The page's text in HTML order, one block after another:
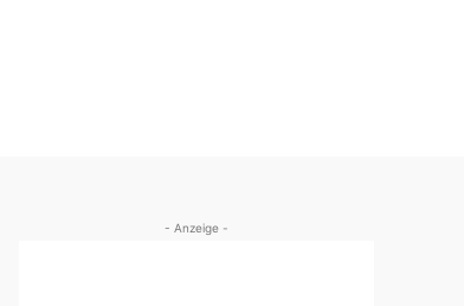
- Anzeige -